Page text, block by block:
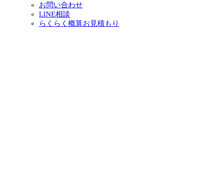
お問い合わせ
LINE相談
らくらく概算お見積もり